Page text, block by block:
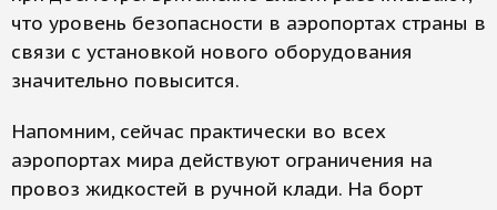
что уровень безопасности в аэропортах страны в
связи с установкой нового оборудования
значительно повысится.
Напомним, сейчас практически во всех
аэропортах мира действуют ограничения на
провоз жидкостей в ручной клади. На борт